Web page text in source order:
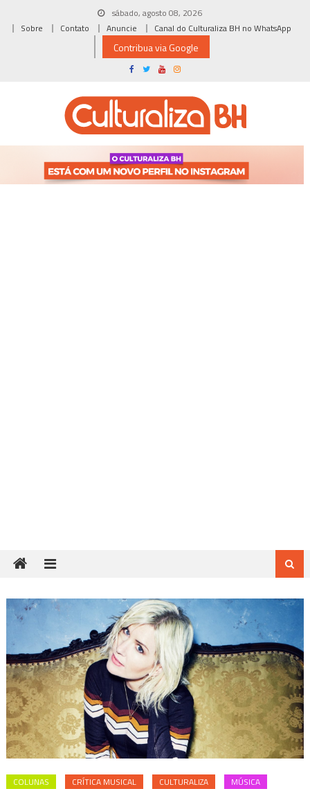
sábado, agosto 08, 2026
Sobre
Contato Anuncie Canal do Culturaliza BH no WhatsApp
Contribua via Google
COLUNAS CRÍTICA MUSICAL CULTURALIZA
MÚSICA